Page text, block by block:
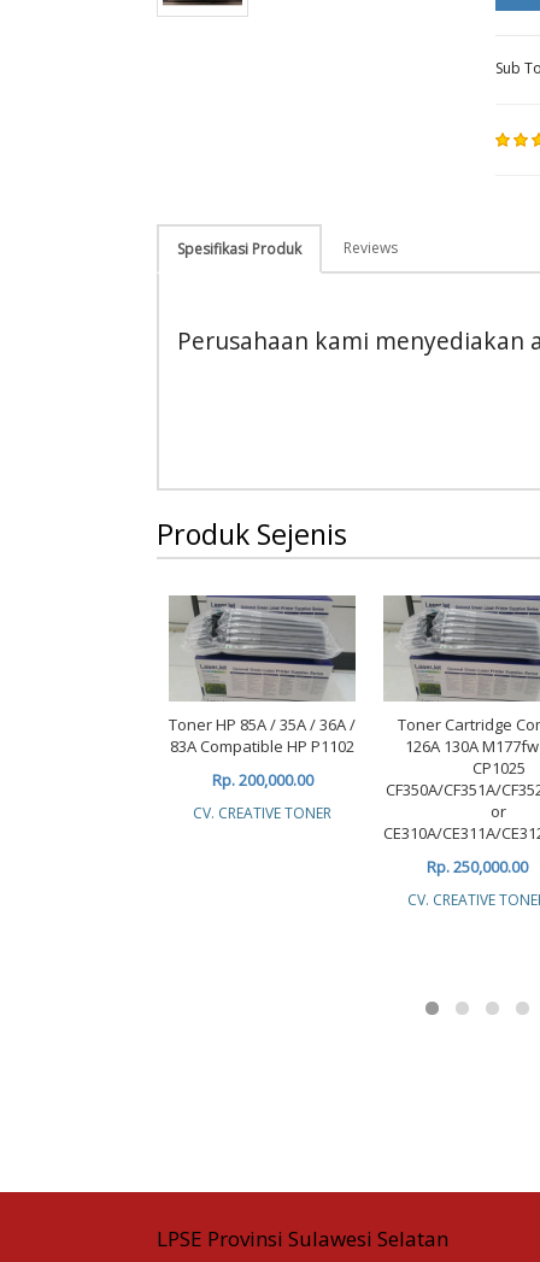
Sub
Spesifikasi Produk Reviews
Perusahaan kami
Produk Sejenis
Toner HP 85A / 35A / 36A /
83A Compatible HP P1102
Rp. 200,000.00
CV. CREATIVE TONER
Toner Cartridge
126A 130A
CP1025
CF350A/CF351A/
or
CE310A/CE311A/
Rp. 250,000.00
CV. CREATIVE
LPSE Provinsi Sulawesi Selatan